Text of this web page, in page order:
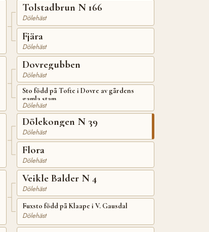
Tolstadbrun N 166
Dölehäst
Fjära
Dölehäst
Dovregubben
Dölehäst
Sto född på Tofte i Dovre av gårdens
gamla stam
Dölehäst
Dölekongen N 39
Dölehäst
Flora
Dölehäst
Veikle Balder N 4
Dölehäst
Fuxsto född på Klaape i V. Gausdal
Dölehäst